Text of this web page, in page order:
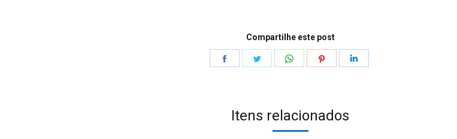
Compartilhe este post
Share
Share
Itens relacionados